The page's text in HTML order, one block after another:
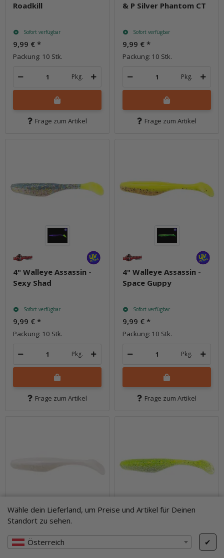
Wähle dein Lieferland, um Preise und Artikel für Deinen
Standort zu sehen.
Österreich ✔
Roadkill
Sofort verfügbar
9,99 € *
Packung: 10 Stk.
Pkg.
Frage zum Artikel
& P Silver Phantom CT
Sofort verfügbar
9,99 € *
Packung: 10 Stk.
Pkg.
Frage zum Artikel
4" Walleye Assassin -
Sexy Shad
Sofort verfügbar
9,99 € *
Packung: 10 Stk.
Pkg.
Frage zum Artikel
4" Walleye Assassin -
Space Guppy
Sofort verfügbar
9,99 € *
Packung: 10 Stk.
Pkg.
Frage zum Artikel
4" Walleye Assassin -
4" Walleye Assassin -